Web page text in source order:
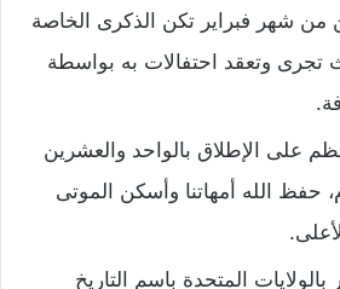
من شهر فبراير تكن الذكرى الخاصة
تجرى وتعقد احتفالات به بواسطة
على الإطلاق بالواحد والعشرين
حفظ الله أمهاتنا وأسكن الموتى
المتحدة باسم التاريخ